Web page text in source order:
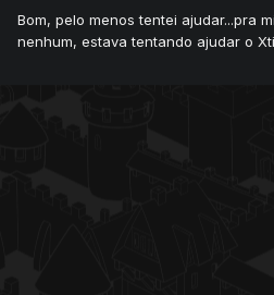
Bom, pelo menos tentei ajudar...pra
nenhum, estava tentando ajudar o